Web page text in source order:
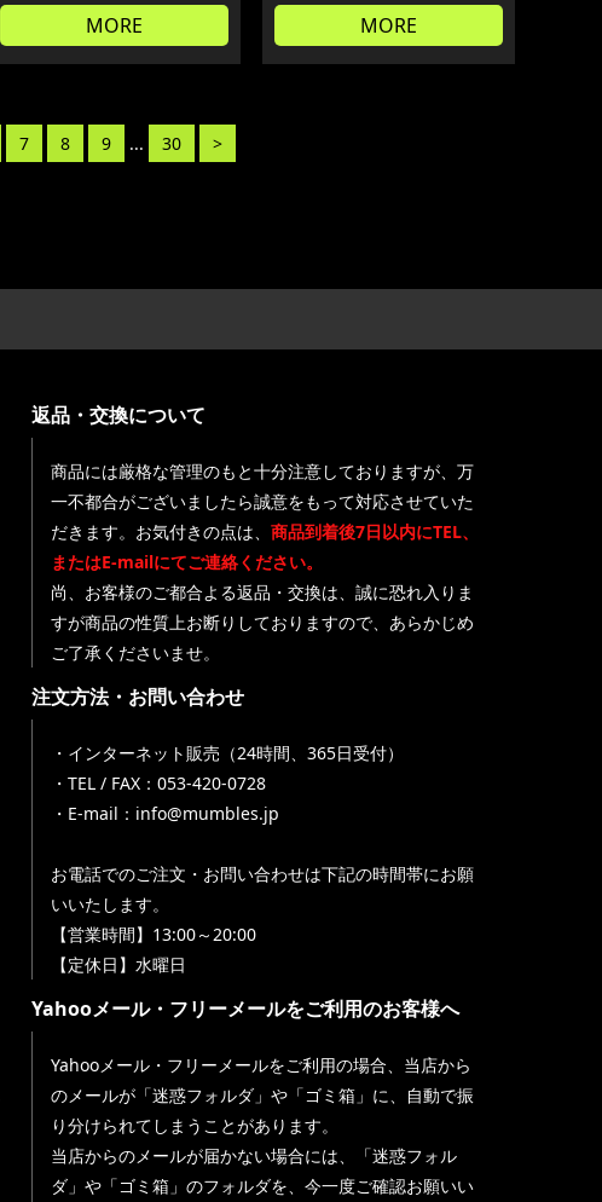
MORE
MORE
7 8 9 ... 30 >
返品・交換について
商品には厳格な管理のもと十分注意しておりますが、万
一不都合がございましたら誠意をもって対応させていた
だきます。お気付きの点は、 商品到着後7日以内にTEL、
またはE-mailにてご連絡ください。
尚、お客様のご都合よる返品・交換は、誠に恐れ入りま
すが商品の性質上お断りしておりますので、あらかじめ
ご了承くださいませ。
注文方法・お問い合わせ
・インターネット販売（24時間、365日受付）
・TEL / FAX：053-420-0728
・E-mail：info@mumbles.jp
お電話でのご注文・お問い合わせは下記の時間帯にお願
いいたします。
【営業時間】13:00～20:00
【定休日】水曜日
Yahooメール・フリーメールをご利用のお客様へ
Yahooメール・フリーメールをご利用の場合、当店から
のメールが「迷惑フォルダ」や「ゴミ箱」に、自動で振
り分けられてしまうことがあります。
当店からのメールが届かない場合には、「迷惑フォル
ダ」や「ゴミ箱」のフォルダを、今一度ご確認お願いい